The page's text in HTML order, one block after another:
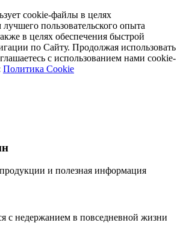
cookie-файлы в целях
пользовательского опыта
в целях обеспечения быстрой
по Сайту. Продолжая использовать
с использованием нами cookie-
Политика Cookie
и полезная информация
с недержанием в повседневной жизни